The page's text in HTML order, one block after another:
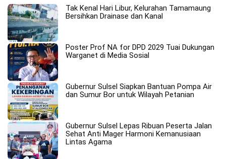
Tak Kenal Hari Libur, Kelurahan Tamamaung
Bersihkan Drainase dan Kanal
Poster Prof NA for DPD 2029 Tuai Dukungan
Warganet di Media Sosial
Gubernur Sulsel Siapkan Bantuan Pompa Air
dan Sumur Bor untuk Wilayah Petanian
Gubernur Sulsel Lepas Ribuan Peserta Jalan
Sehat Anti Mager Harmoni Kemanusiaan
Lintas Agama